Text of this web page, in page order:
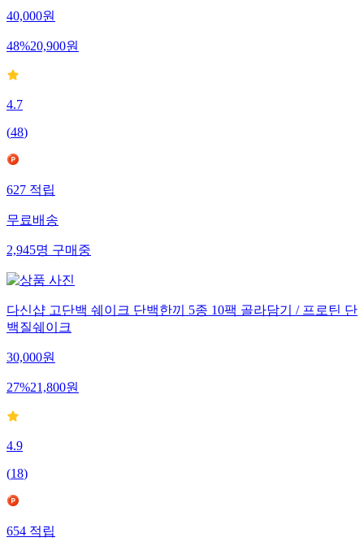
40,000원
48%20,900원
4.7
(48)
627적립
무료배송
2,945명구매중
다신샵 고단백 쉐이크 단백한끼 5종 10팩 골라담기 / 프로틴 단
백질쉐이크
30,000원
27%21,800원
4.9
(18)
654적립